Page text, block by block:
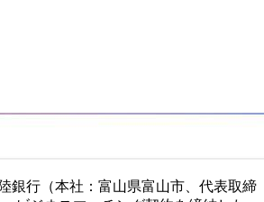
銀行（本社：富山県富山市、代表取締